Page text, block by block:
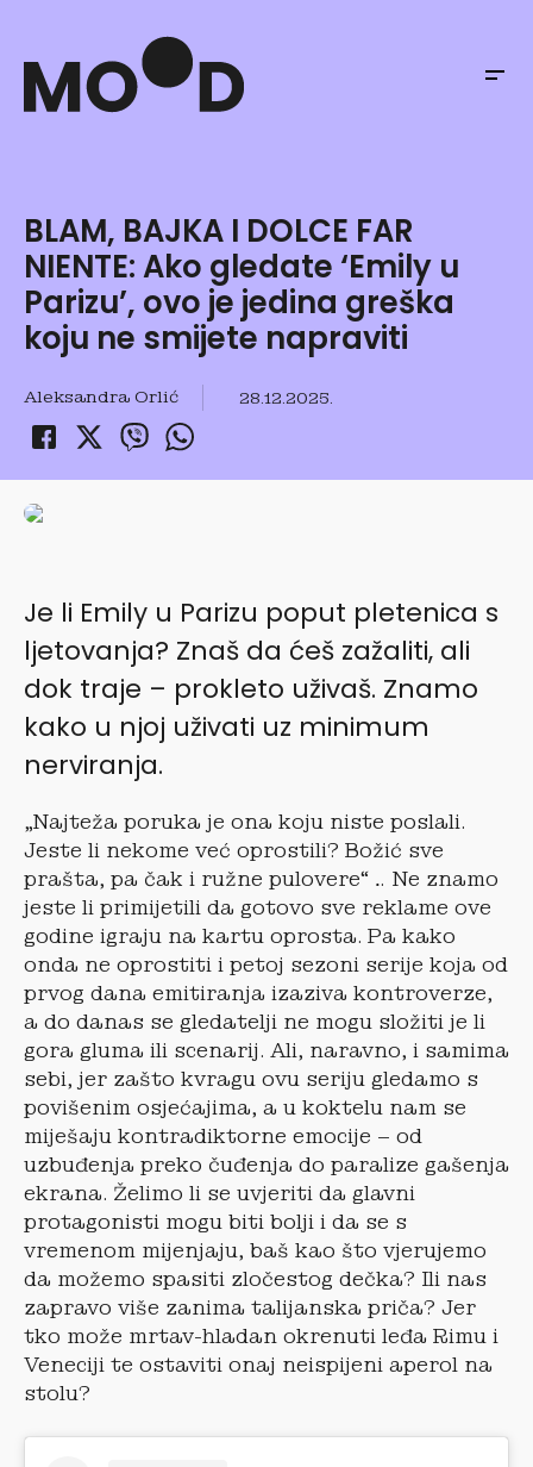
BLAM, BAJKA I DOLCE FAR
NIENTE: Ako gledate ‘Emily u
Parizu’, ovo je jedina greška
koju ne smijete napraviti
Aleksandra Orlić 28.12.2025.
Je li Emily u Parizu poput pletenica s
ljetovanja? Znaš da ćeš zažaliti, ali
dok traje – prokleto uživaš. Znamo
kako u njoj uživati uz minimum
nerviranja.
„Najteža poruka je ona koju niste poslali.
Jeste li nekome već oprostili? Božić sve
prašta, pa čak i ružne pulovere“… Ne znamo
jeste li primijetili da gotovo sve reklame ove
godine igraju na kartu oprosta. Pa kako
onda ne oprostiti i petoj sezoni serije koja od
prvog dana emitiranja izaziva kontroverze,
a do danas se gledatelji ne mogu složiti je li
gora gluma ili scenarij. Ali, naravno, i samima
sebi, jer zašto kvragu ovu seriju gledamo s
povišenim osjećajima, a u koktelu nam se
miješaju kontradiktorne emocije – od
uzbuđenja preko čuđenja do paralize gašenja
ekrana. Želimo li se uvjeriti da glavni
protagonisti mogu biti bolji i da se s
vremenom mijenjaju, baš kao što vjerujemo
da možemo spasiti zločestog dečka? Ili nas
zapravo više zanima talijanska priča? Jer
tko može mrtav-hladan okrenuti leđa Rimu i
Veneciji te ostaviti onaj neispijeni aperol na
stolu?